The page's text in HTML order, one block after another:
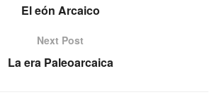
El eón Arcaico
Next Post
La era Paleoarcaica